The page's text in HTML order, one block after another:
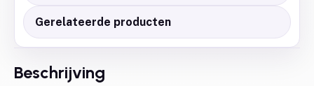
Gerelateerde producten
Beschrijving